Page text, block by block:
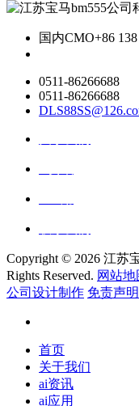
国内CMO+86
0511-86266688
0511-86266688
Copyright © 2026 江苏
Rights Reserved. 网站地
公司设计制作 免责声明
首页
关于我们
ai资讯
ai应用